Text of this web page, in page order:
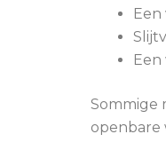
Sommige
openbare